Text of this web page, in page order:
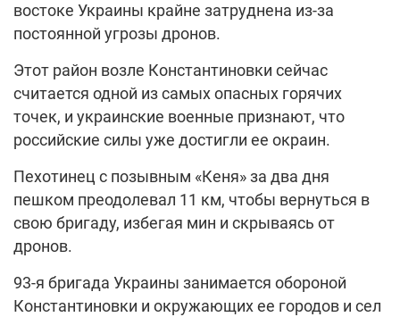
востоке Украины крайне затруднена из-за
постоянной угрозы дронов.
Этот район возле Константиновки сейчас
считается одной из самых опасных горячих
точек, и украинские военные признают, что
российские силы уже достигли ее окраин.
Пехотинец с позывным «Кеня» за два дня
пешком преодолевал 11 км, чтобы вернуться в
свою бригаду, избегая мин и скрываясь от
дронов.
93-я бригада Украины занимается обороной
Константиновки и окружающих ее городов и сел